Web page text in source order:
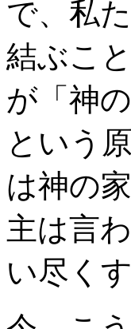
で、私
結ぶこ
が「神
という
は神の
主は言
い尽くす